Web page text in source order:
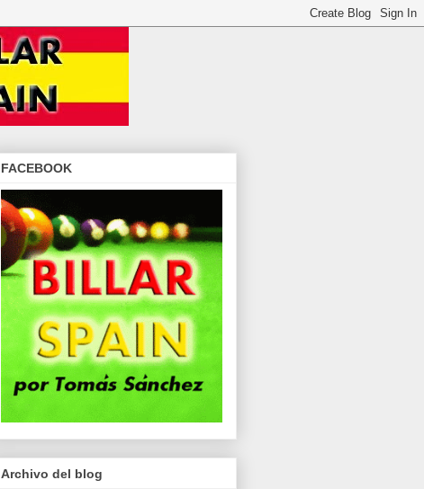
FACEBOOK
Archivo del blog